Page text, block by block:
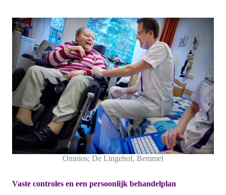
Vaste controles en een persoonlijk behandelplan
Omnios; De Lingehof, Bemmel